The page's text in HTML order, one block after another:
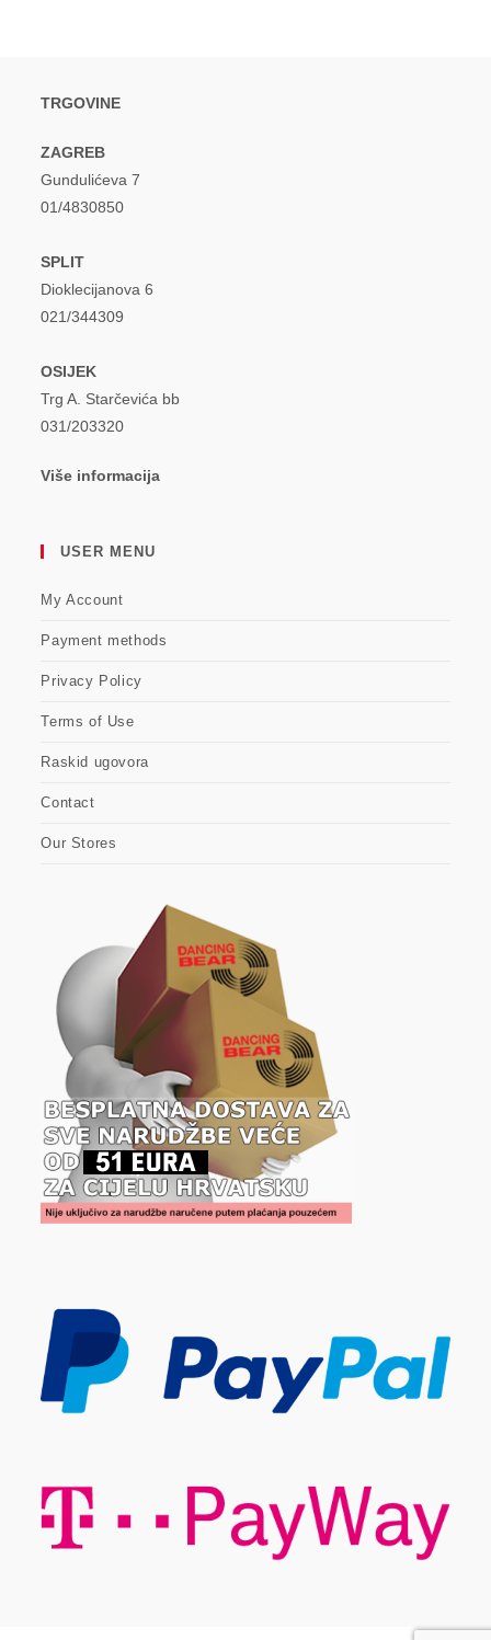
TRGOVINE
ZAGREB
Gundulićeva 7
01/4830850
SPLIT
Dioklecijanova 6
021/344309
OSIJEK
Trg A. Starčevića bb
031/203320
Više informacija
USER MENU
My Account
Payment methods
Privacy Policy
Terms of Use
Raskid ugovora
Contact
Our Stores